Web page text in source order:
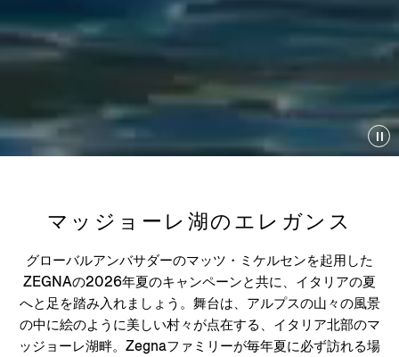
マッジョーレ湖のエレガンス
グローバルアンバサダーのマッツ・ミケルセンを起用した
ZEGNAの2026年夏のキャンペーンと共に、イタリアの夏
へと足を踏み入れましょう。舞台は、アルプスの山々の風景
の中に絵のように美しい村々が点在する、イタリア北部のマ
ッジョーレ湖畔。Zegnaファミリーが毎年夏に必ず訪れる場